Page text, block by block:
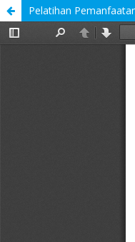
Pelatihan